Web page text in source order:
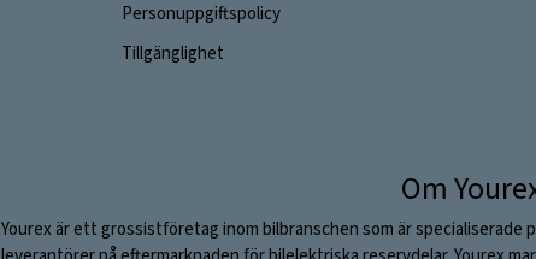
Personuppgiftspolicy
Tillgänglighet
Om
Yourex är ett grossistföretag inom bilbranschen som är specialiserade